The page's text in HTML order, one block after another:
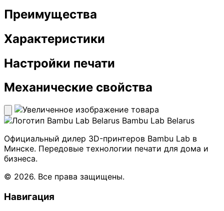
Преимущества
Характеристики
Настройки печати
Механические свойства
Bambu Lab Belarus
Официальный дилер 3D-принтеров Bambu Lab в
Минске. Передовые технологии печати для дома и
бизнеса.
© 2026. Все права защищены.
Навигация